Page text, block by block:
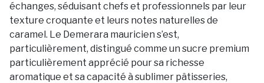
échanges, séduisant chefs et professionnels par leur
texture croquante et leurs notes naturelles de
caramel. Le Demerara mauricien s’est,
particulièrement, distingué comme un sucre premium
particulièrement apprécié pour sa richesse
aromatique et sa capacité à sublimer pâtisseries,